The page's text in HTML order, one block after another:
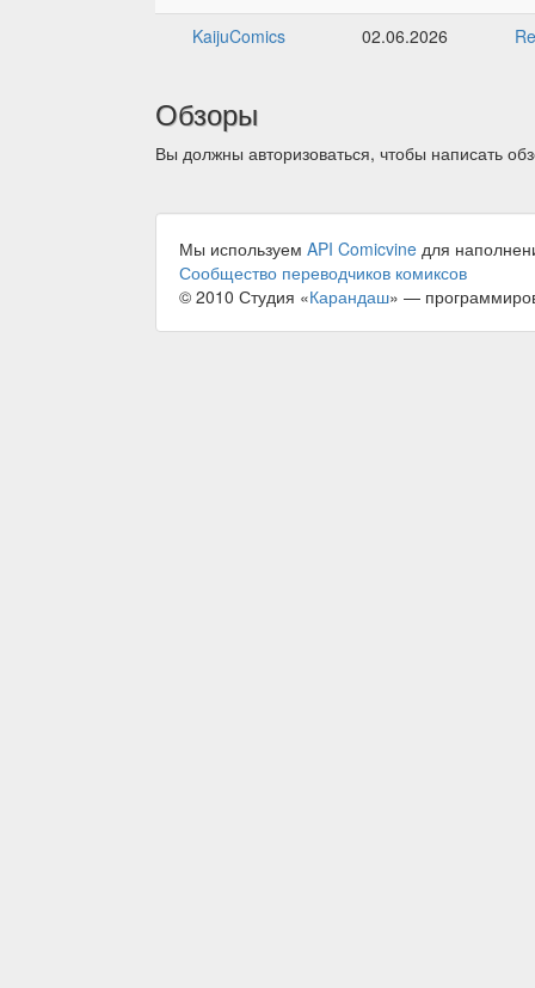
KaijuComics 02.06.2026
Обзоры
Вы должны авторизоваться, чтобы написать
Мы используем API Comicvine для
Сообщество переводчиков комиксов
© 2010 Студия «Карандаш» —